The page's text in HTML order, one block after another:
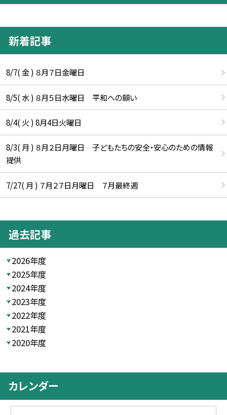
新着記事
8/7( 金 ) ８月７日金曜日
8/5( 水 ) ８月５日水曜日 平和への願い
8/4( 火 ) 8月4日火曜日
8/3( 月 ) ８月２日月曜日 子どもたちの安全・安心のための情報
提供
7/27( 月 ) ７月２７日月曜日 ７月最終週
過去記事
2026年度
2025年度
2024年度
2023年度
2022年度
2021年度
2020年度
カレンダー